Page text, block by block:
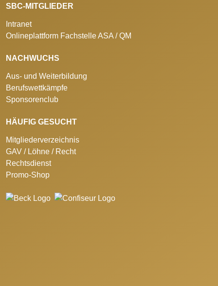
SBC-MITGLIEDER
Intranet
Onlineplattform Fachstelle ASA / QM
NACHWUCHS
Aus- und Weiterbildung
Berufswettkämpfe
Sponsorenclub
HÄUFIG GESUCHT
Mitgliederverzeichnis
GAV / Löhne / Recht
Rechtsdienst
Promo-Shop